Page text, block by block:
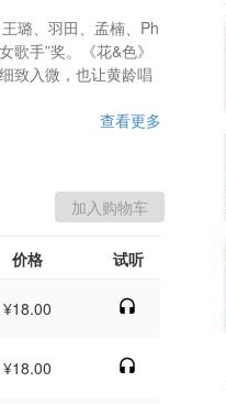
璐、羽田、孟楠、Ph
手”奖。《花&色》
致入微，也让黄龄唱
查看更多
价格 试听
¥18.00
¥18.00